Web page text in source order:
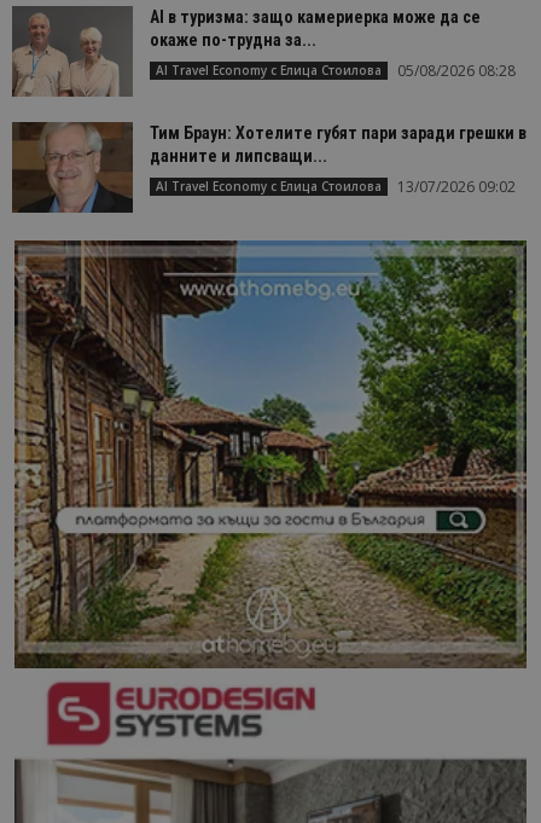
AI в туризма: защо камериерка може да се
окаже по-трудна за...
AI Travel Economy с Елица Стоилова 05/08/2026 08:28
Тим Браун: Хотелите губят пари заради грешки в
данните и липсващи...
AI Travel Economy с Елица Стоилова 13/07/2026 09:02